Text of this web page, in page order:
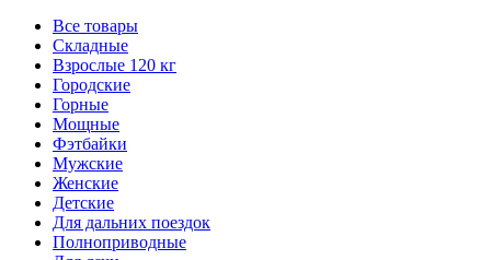
Все товары
Складные
Взрослые 120 кг
Городские
Горные
Мощные
Фэтбайки
Мужские
Женские
Детские
Для дальних поездок
Полноприводные